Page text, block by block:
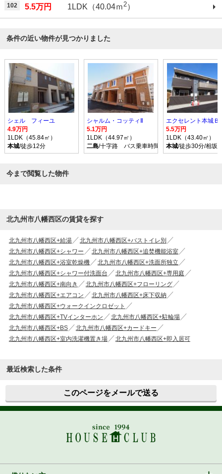
102 5.5万円 1LDK（40.04ｍ2）
条件の近い物件が見つかりました
シェル フィーユ
4.9万円
1LDK（45.84㎡）
本城/徒歩12分
シャルム・コッティⅡ
5.1万円
1LDK（44.97㎡）
二島/十字路 バス乗車時間7分 停歩3分
エクセレント本城Ｂ
5.5万円
1LDK（43.40㎡）
本城/徒歩30分/相
今まで閲覧した物件
北九州市八幡西区の賃貸を探す
北九州市八幡西区+給湯
北九州市八幡西区+バストイレ別
北九州市八幡西区+シャワー
北九州市八幡西区+追焚機能浴室
北九州市八幡西区+浴室乾燥機
北九州市八幡西区+洗面所独立
北九州市八幡西区+シャワー付洗面台
北九州市八幡西区+専用庭
北九州市八幡西区+南向き
北九州市八幡西区+フローリング
北九州市八幡西区+エアコン
北九州市八幡西区+床下収納
北九州市八幡西区+ウォークインクロゼット
北九州市八幡西区+TVインターホン
北九州市八幡西区+駐輪場
北九州市八幡西区+BS
北九州市八幡西区+カードキー
北九州市八幡西区+室内洗濯機置き場
北九州市八幡西区+即入居可
最近検索した条件
このページをメールで送る